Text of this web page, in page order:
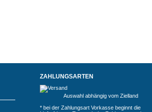
ZAHLUNGSARTEN
Auswahl abhängig vom Zielland
* bei der Zahlungsart Vorkasse beginnt die